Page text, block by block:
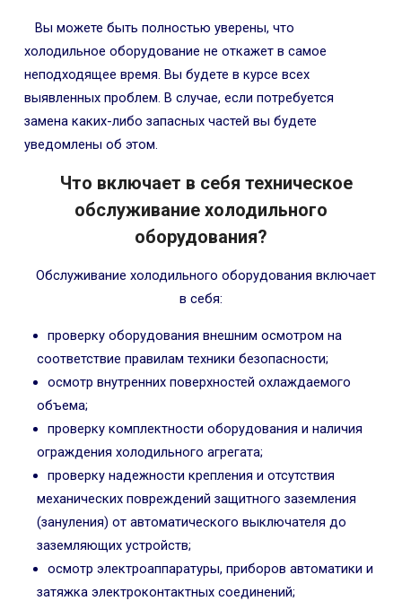
Вы можете быть полностью уверены, что
холодильное оборудование не откажет в самое
неподходящее время. Вы будете в курсе всех
выявленных проблем. В случае, если потребуется
замена каких-либо запасных частей вы будете
уведомлены об этом.
Что включает в себя техническое
обслуживание холодильного
оборудования?
Обслуживание холодильного оборудования включает
в себя:
проверку оборудования внешним осмотром на
соответствие правилам техники безопасности;
осмотр внутренних поверхностей охлаждаемого
объема;
проверку комплектности оборудования и наличия
ограждения холодильного агрегата;
проверку надежности крепления и отсутствия
механических повреждений защитного заземления
(зануления) от автоматического выключателя до
заземляющих устройств;
осмотр электроаппаратуры, приборов автоматики и
затяжка электроконтактных соединений;